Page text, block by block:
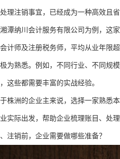
理注销事宜，已经成为一种高效且省
潭纳川会计服务有限公司为例，这
计师及注册税务师，平均从业年限
为熟悉。例如，不同行业、不同规
这些都需要丰富的实战经验。
株洲的企业主来说，选择一家熟悉
实际出发，帮助企业梳理账目、处
注销前，企业需要做哪些准备？